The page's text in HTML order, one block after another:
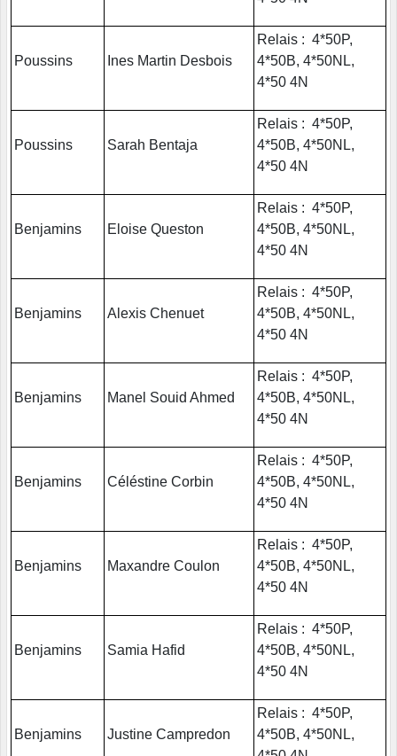
Poussins Ines Martin Desbois
Relais : 4*50P,
4*50B, 4*50NL,
4*50 4N
Poussins Sarah Bentaja
Relais : 4*50P,
4*50B, 4*50NL,
4*50 4N
Benjamins Eloise Queston
Relais : 4*50P,
4*50B, 4*50NL,
4*50 4N
Benjamins Alexis Chenuet
Relais : 4*50P,
4*50B, 4*50NL,
4*50 4N
Benjamins Manel Souid Ahmed
Relais : 4*50P,
4*50B, 4*50NL,
4*50 4N
Benjamins Céléstine Corbin
Relais : 4*50P,
4*50B, 4*50NL,
4*50 4N
Benjamins Maxandre Coulon
Relais : 4*50P,
4*50B, 4*50NL,
4*50 4N
Benjamins Samia Hafid
Relais : 4*50P,
4*50B, 4*50NL,
4*50 4N
Benjamins Justine Campredon
Relais : 4*50P,
4*50B, 4*50NL,